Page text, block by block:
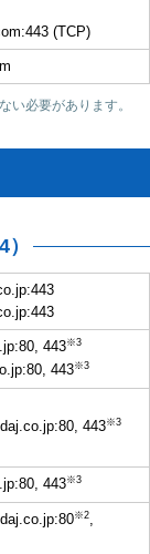
(TCP)
い必要があります。
443※3
443※3
443※3
443※3
※2